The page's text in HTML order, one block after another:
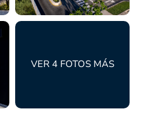
VER 4 FOTOS MÁS